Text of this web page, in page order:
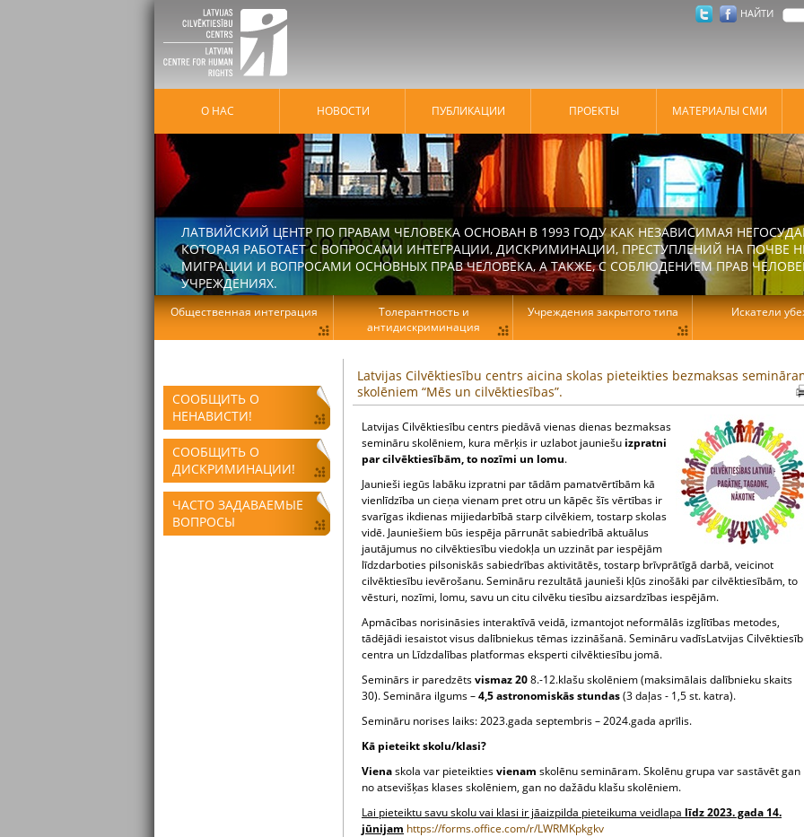
СООБЩИТЬ О
НЕНАВИСТИ!
СООБЩИТЬ О
ДИСКРИМИНАЦИИ!
ЧАСТО ЗАДАВАЕМЫЕ
ВОПРОСЫ
Latvijas Cilvēktiesību centrs aicina skolas pieteikties bezmaksas
skolēniem “Mēs un cilvēktiesības”.
Latvijas Cilvēktiesību centrs piedāvā vienas dienas bezmaksas
semināru skolēniem, kura mērķis ir uzlabot jauniešu izpratni
par cilvēktiesībām, to nozīmi un lomu.
Jaunieši iegūs labāku izpratni par tādām pamatvērtībām kā
vienlīdzība un cieņa vienam pret otru un kāpēc šīs vērtības ir
svarīgas ikdienas mijiedarbībā starp cilvēkiem, tostarp skolas
vidē. Jauniešiem būs iespēja pārrunāt sabiedrībā aktuālus
jautājumus no cilvēktiesību viedokļa un uzzināt par iespējām
līdzdarboties pilsoniskās sabiedrības aktivitātēs, tostarp brīvprātīgā darbā, veicinot
cilvēktiesību ievērošanu. Semināru rezultātā jaunieši kļūs zinošāki par cilvēktiesībām, to
vēsturi, nozīmi, lomu, savu un citu cilvēku tiesību aizsardzības iespējām.
Apmācības norisināsies interaktīvā veidā, izmantojot neformālās izglītības metodes,
tādējādi iesaistot visus dalībniekus tēmas izzināšanā. Semināru vadīsLatvijas
centra un Līdzdalības platformas eksperti cilvēktiesību jomā.
Seminārs ir paredzētsvismaz 208.-12.klašu skolēniem (maksimālais dalībnieku skaits
30). Semināra ilgums –4,5 astronomiskās stundas(3 daļas - 1,5 st. katra).
Semināru norises laiks: 2023.gada septembris – 2024.gada aprīlis.
Kā pieteikt skolu/klasi?
Vienaskola var pieteiktiesvienam skolēnu semināram. Skolēnu grupa var sastāvēt gan
no atsevišķas klases skolēniem, gan no dažādu klašu skolēniem.
Lai pieteiktu savu skolu vai klasi ir jāaizpilda pieteikuma veidlapa līdz 2023. gada 14.
jūnijam https://forms.office.com/r/LWRMKpkgkv
НАЙТИ
О НАС HОВОСТИ ПУБЛИКАЦИИ ПРОЕКТЫ МАТЕРИАЛЫ СМИ
ЛАТВИЙСКИЙ ЦЕНТР ПО ПРАВАМ ЧЕЛОВЕКА ОСНОВАН В 1993 ГОДУ КАК НЕЗАВИСИМАЯ
КОТОРАЯ РАБОТАЕТ С ВОПРОСАМИ ИНТЕГРАЦИИ, ДИСКРИМИНАЦИИ, ПРЕСТУПЛЕНИЙ НА ПОЧВЕ
МИГРАЦИИ И ВОПРОСАМИ ОСНОВНЫХ ПРАВ ЧЕЛОВЕКА, А ТАКЖЕ, С СОБЛЮДЕНИЕМ ПРАВ
УЧРЕЖДЕНИЯХ.
Общественная интеграция
Толерантность и
антидискриминация
Учреждения закрытого типа Искатели